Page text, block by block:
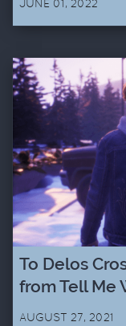
JUNE 01, 2022
To Delos
from Tell Me
AUGUST 27, 2021